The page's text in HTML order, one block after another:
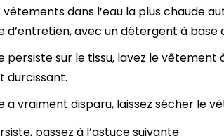
vêtements dans l’eau la plus chaude
d’entretien, avec un détergent à base
persiste sur le tissu, lavez le vêtement
durcissant.
a vraiment disparu, laissez sécher le
passez à l’astuce suivante